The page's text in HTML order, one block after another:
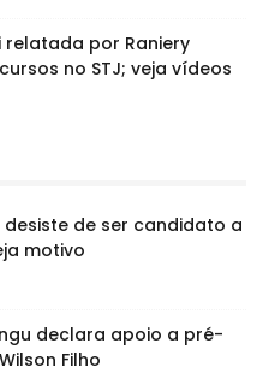
relatada por Raniery
no STJ; veja vídeos
de ser candidato a
motivo
declara apoio a pré-
Filho